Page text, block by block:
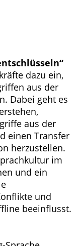
dazu ein,
aus der
Dabei geht es
aus der
einen Transfer
herzustellen.
im
und ein
und
beeinflusst.